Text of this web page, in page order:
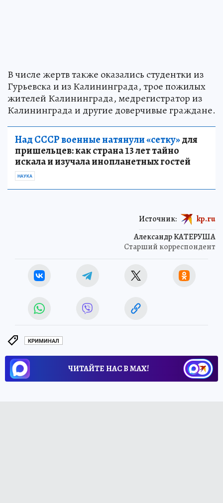
В числе жертв также оказались студентки из
Гурьевска и из Калининграда, трое пожилых
жителей Калининграда, медрегистратор из
Калининграда и другие доверчивые граждане.
Над СССР военные натянули «сетку»для
пришельцев: как страна 13 лет тайно
искала и изучала инопланетных гостей
НАУКА
Александр КАТЕРУША
Старший корреспондент
Источник: kp.ru
КРИМИНАЛ
ЧИТАЙТЕ НАС В МАХ!